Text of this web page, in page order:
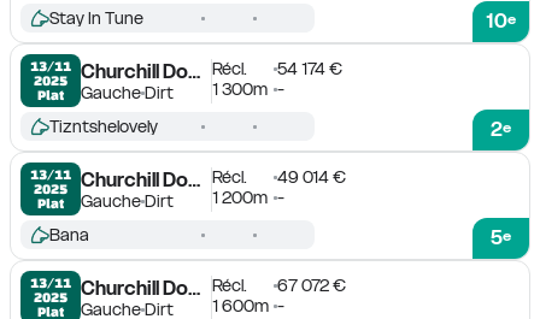
10e
Stay In Tune
13/11
2025
Plat
Churchill Downs
GaucheDirt
Récl.
54 174 €
1 300m -
2e
Tizntshelovely
13/11
2025
Plat
Churchill Downs
GaucheDirt
Récl.
49 014 €
1 200m -
5e
Bana
13/11
2025
Plat
Churchill Downs
GaucheDirt
Récl.
67 072 €
1 600m -